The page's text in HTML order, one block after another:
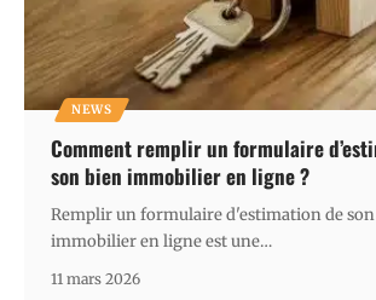
NEWS
Comment remplir un formulaire
son bien immobilier en ligne ?
Remplir un formulaire d'estimation de
immobilier en ligne est une…
11 mars 2026